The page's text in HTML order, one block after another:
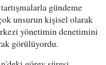
gündeme
unsurun kişisel olarak
yönetimin denetimini
görülüyordu.